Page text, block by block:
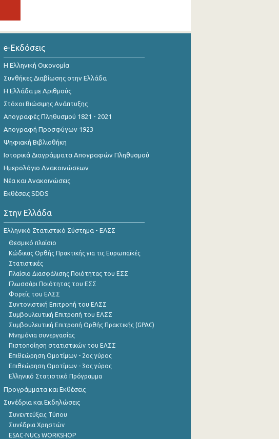
e-Εκδόσεις
Η Ελληνική Οικονομία
Συνθήκες Διαβίωσης στην Ελλάδα
Η Ελλάδα με Αριθμούς
Στόχοι Βιώσιμης Ανάπτυξης
Απογραφές Πληθυσμού 1821 - 2021
Απογραφή Προσφύγων 1923
Ψηφιακή Βιβλιοθήκη
Ιστορικά Διαγράμματα Απογραφών Πληθυσμού
Ημερολόγιο Ανακοινώσεων
Νέα και Ανακοινώσεις
Εκθέσεις SDDS
Στην Ελλάδα
Ελληνικό Στατιστικό Σύστημα - ΕΛΣΣ
Θεσμικό πλαίσιο
Κώδικας Ορθής Πρακτικής για τις Ευρωπαϊκές
Στατιστικές
Πλαίσιο Διασφάλισης Ποιότητας του ΕΣΣ
Γλωσσάρι Ποιότητας του ΕΣΣ
Φορείς του ΕΛΣΣ
Συντονιστική Επιτροπή του ΕΛΣΣ
Συμβουλευτική Επιτροπή του ΕΛΣΣ
Συμβουλευτική Επιτροπή Ορθής Πρακτικής (GPAC)
Μνημόνια συνεργασίας
Πιστοποίηση στατιστικών του ΕΛΣΣ
Επιθεώρηση Ομοτίμων - 2ος γύρος
Επιθεώρηση Ομοτίμων - 3ος γύρος
Ελληνικό Στατιστικό Πρόγραμμα
Προγράμματα και Εκθέσεις
Συνέδρια και Εκδηλώσεις
Συνεντεύξεις Τύπου
Συνέδρια Χρηστών
ESAC-NUCs WORKSHOP